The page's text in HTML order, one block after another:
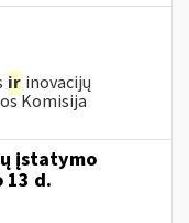
ir inovacijų
Komisija
įstatymo
13 d.